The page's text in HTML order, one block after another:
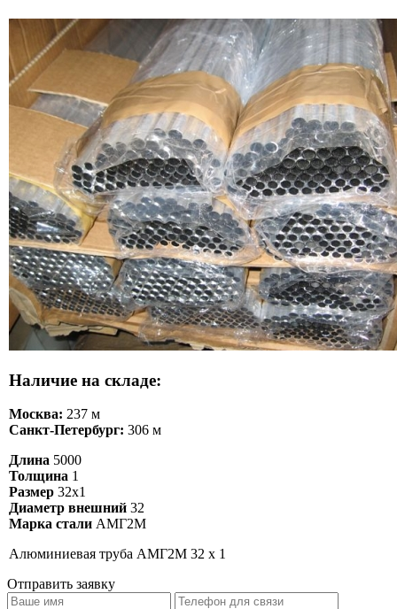
Наличие на складе:
Москва: 237 м
Санкт-Петербург: 306 м
Длина 5000
Толщина 1
Размер 32х1
Диаметр внешний 32
Марка стали АМГ2М
Алюминиевая труба АМГ2М 32 х 1
Отправить заявку